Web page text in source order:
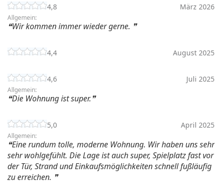
4,8 März 2026
Allgemein:
Wir kommen immer wieder gerne.
4,4 August 2025
4,6 Juli 2025
Allgemein:
Die Wohnung ist super.
5,0 April 2025
Allgemein:
Eine rundum tolle, moderne Wohnung. Wir haben uns sehr
sehr wohlgefühlt. Die Lage ist auch super, Spielplatz fast vor
der Tür, Strand und Einkaufsmöglichkeiten schnell fußläufig
zu erreichen.